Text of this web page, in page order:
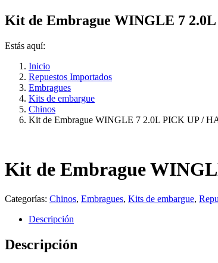
Kit de Embrague WINGLE 7
Estás aquí:
Inicio
Repuestos Importados
Embragues
Kits de embargue
Chinos
Kit de Embrague WINGLE 7 2.0L PICK UP /
Kit de Embrague
Categorías: Chinos, Embragues, Kits de embargue,
Descripción
Descripción